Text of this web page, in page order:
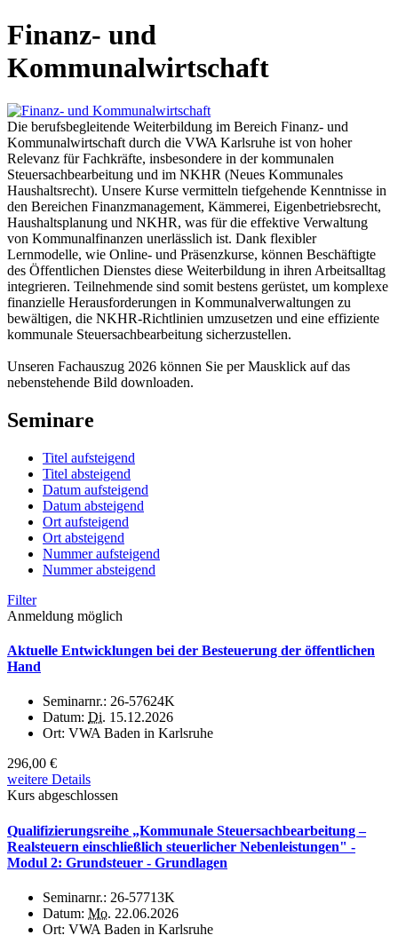
Finanz- und
Kommunalwirtschaft
Die berufsbegleitende Weiterbildung im Bereich Finanz- und
Kommunalwirtschaft durch die VWA Karlsruhe ist von hoher
Relevanz für Fachkräfte, insbesondere in der kommunalen
Steuersachbearbeitung und im NKHR (Neues Kommunales
Haushaltsrecht). Unsere Kurse vermitteln tiefgehende Kenntnisse in
den Bereichen Finanzmanagement, Kämmerei, Eigenbetriebsrecht,
Haushaltsplanung und NKHR, was für die effektive Verwaltung
von Kommunalfinanzen unerlässlich ist. Dank flexibler
Lernmodelle, wie Online- und Präsenzkurse, können Beschäftigte
des Öffentlichen Dienstes diese Weiterbildung in ihren Arbeitsalltag
integrieren. Teilnehmende sind somit bestens gerüstet, um komplexe
finanzielle Herausforderungen in Kommunalverwaltungen zu
bewältigen, die NKHR-Richtlinien umzusetzen und eine effiziente
kommunale Steuersachbearbeitung sicherzustellen.
Unseren Fachauszug 2026 können Sie per Mausklick auf das
nebenstehende Bild downloaden.
Seminare
Titel aufsteigend
Titel absteigend
Datum aufsteigend
Datum absteigend
Ort aufsteigend
Ort absteigend
Nummer aufsteigend
Nummer absteigend
Filter
Anmeldung möglich
Aktuelle Entwicklungen bei der Besteuerung der öffentlichen
Hand
Seminarnr.: 26-57624K
Datum: Di. 15.12.2026
Ort: VWA Baden in Karlsruhe
296,00 €
weitere Details
Kurs abgeschlossen
Qualifizierungsreihe „Kommunale Steuersachbearbeitung –
Realsteuern einschließlich steuerlicher Nebenleistungen" -
Modul 2: Grundsteuer - Grundlagen
Seminarnr.: 26-57713K
Datum: Mo. 22.06.2026
Ort: VWA Baden in Karlsruhe